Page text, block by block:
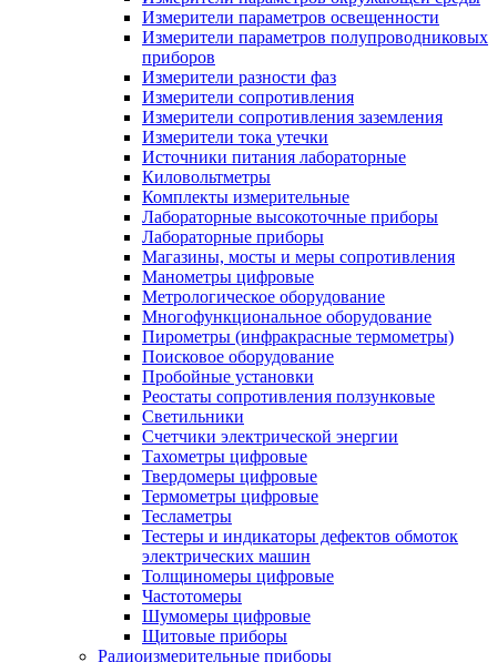
Измерители параметров освещенности
Измерители параметров полупроводниковых
приборов
Измерители разности фаз
Измерители сопротивления
Измерители сопротивления заземления
Измерители тока утечки
Источники питания лабораторные
Киловольтметры
Комплекты измерительные
Лабораторные высокоточные приборы
Лабораторные приборы
Магазины, мосты и меры сопротивления
Манометры цифровые
Метрологическое оборудование
Многофункциональное оборудование
Пирометры (инфракрасные термометры)
Поисковое оборудование
Пробойные установки
Реостаты сопротивления ползунковые
Светильники
Счетчики электрической энергии
Тахометры цифровые
Твердомеры цифровые
Термометры цифровые
Тесламетры
Тестеры и индикаторы дефектов обмоток
электрических машин
Толщиномеры цифровые
Частотомеры
Шумомеры цифровые
Щитовые приборы
Радиоизмерительные приборы